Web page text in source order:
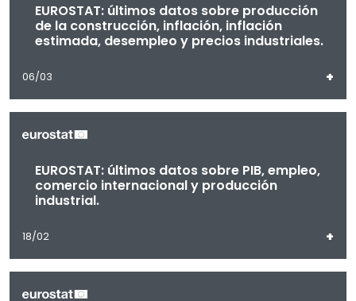
EUROSTAT: últimos datos sobre producción
de la construcción, inflación, inflación
estimada, desempleo y precios industriales.
06/03 +
EUROSTAT: últimos datos sobre PIB, empleo,
comercio internacional y producción
industrial.
18/02 +